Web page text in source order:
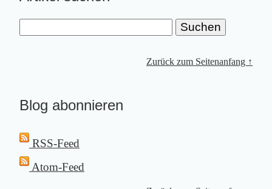
Zurück zum Seitenanfang ↑
Blog abonnieren
RSS-Feed
Atom-Feed